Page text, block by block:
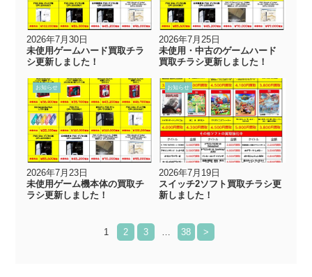
2026年7月30日
未使用ゲームハード買取チラ
シ更新しました！
2026年7月25日
未使用・中古のゲームハード
買取チラシ更新しました！
お知らせ
2026年7月23日
未使用ゲーム機本体の買取チ
ラシ更新しました！
お知らせ
2026年7月19日
スイッチ2ソフト買取チラシ更
新しました！
1 2 3 … 38 >